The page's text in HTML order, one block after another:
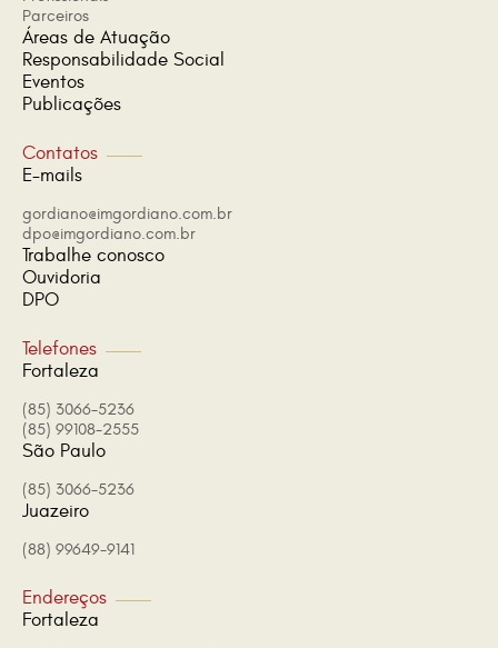
Parceiros
Áreas de Atuação
Responsabilidade Social
Eventos
Publicações
Contatos
E-mails
gordiano@imgordiano.com.br
dpo@imgordiano.com.br
Trabalhe conosco
Ouvidoria
DPO
Telefones
Fortaleza
(85) 3066-5236
(85) 99108-2555
São Paulo
(85) 3066-5236
Juazeiro
(88) 99649-9141
Endereços
Fortaleza